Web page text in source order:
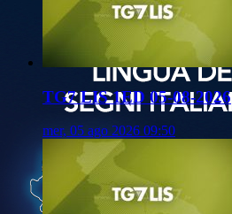
TG7 LIS 1ED 05-08-2026
mer, 05 ago 2026 09:50